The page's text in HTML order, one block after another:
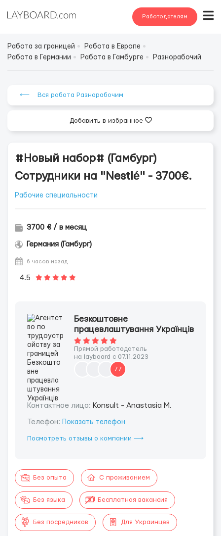
Работодателям
Работа за границей
Работа в Европе
Работа в Германии
Работа в Гамбурге Разнорабочий
⟵ Вся работа Разнорабочим
Добавить в избранное
#Новый набор# (Гамбург)
Сотрудники на "Nestlé" - 3700€.
Рабочие специальности
3700 € / в месяц
Германия (Гамбург)
6 часов назад
4.5
Безкоштовне
працевлаштування Українців
Прямой работодатель
на layboard с 07.11.2023
77
Контактное лицо: Konsult - Anastasia M.
Телефон: Показать телефон
Посмотреть отзывы о компании ⟶
Без опыта С проживанием
Без языка Бесплатная вакансия
Без посредников Для Украинцев